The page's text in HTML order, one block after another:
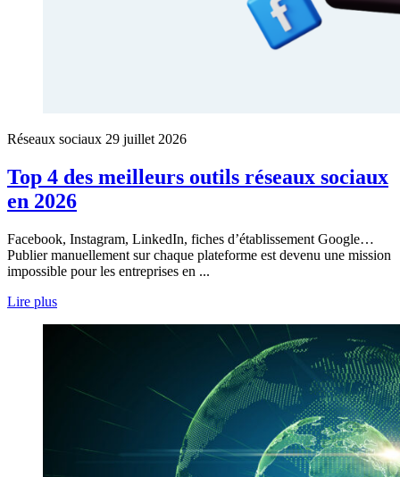
Réseaux sociaux 29 juillet 2026
Top 4 des meilleurs outils réseaux sociaux
en 2026
Facebook, Instagram, LinkedIn, fiches d’établissement Google…
Publier manuellement sur chaque plateforme est devenu une mission
impossible pour les entreprises en ...
Lire plus